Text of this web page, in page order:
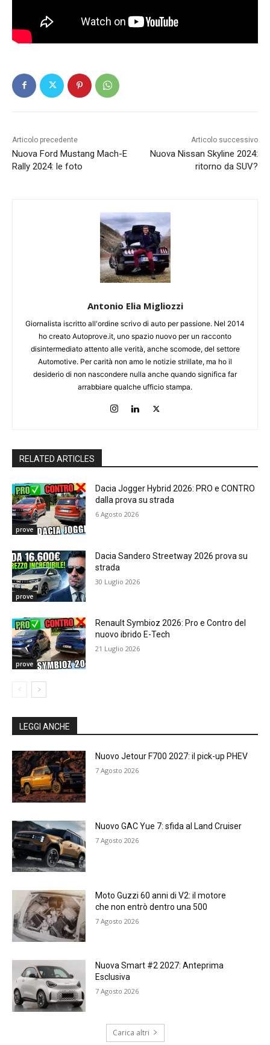
Articolo precedente
Nuova Ford Mustang Mach-E
Rally 2024: le foto
Articolo successivo
Nuova Nissan Skyline 2024:
ritorno da SUV?
Antonio Elia Migliozzi
Giornalista iscritto all'ordine scrivo di auto per passione. Nel 2014
ho creato Autoprove.it, uno spazio nuovo per un racconto
disintermediato attento alle verità, anche scomode, del settore
Automotive. Per carità non amo le notizie strillate, ma ho il
desiderio di non nascondere nulla anche quando significa far
arrabbiare qualche ufficio stampa.
RELATED ARTICLES
prove
Dacia Jogger Hybrid 2026: PRO e CONTRO
dalla prova su strada
6 Agosto 2026
prove
Dacia Sandero Streetway 2026 prova su
strada
30 Luglio 2026
prove
Renault Symbioz 2026: Pro e Contro del
nuovo ibrido E-Tech
21 Luglio 2026
LEGGI ANCHE
Nuovo Jetour F700 2027: il pick-up PHEV
7 Agosto 2026
Nuovo GAC Yue 7: sfida al Land Cruiser
7 Agosto 2026
Moto Guzzi 60 anni di V2: il motore
che non entrò dentro una 500
7 Agosto 2026
Nuova Smart #2 2027: Anteprima
Esclusiva
7 Agosto 2026
Carica altri